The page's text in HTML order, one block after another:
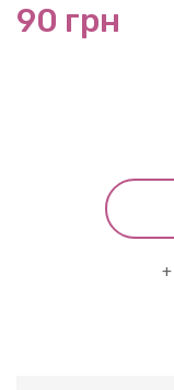
90 грн